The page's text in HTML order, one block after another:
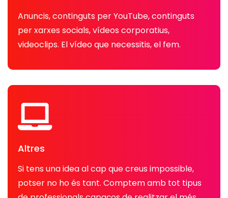
Anuncis, continguts per YouTube, continguts
per xarxes socials, vídeos corporatius,
videoclips. El vídeo que necessitis, el fem.
Altres
Si tens una idea al cap que creus impossible,
potser no ho és tant. Comptem amb tot tipus